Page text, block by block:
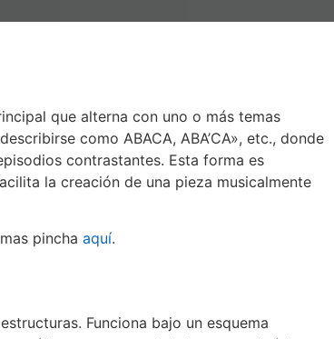
que alterna con uno o más temas
como ABACA, ABA’CA», etc., donde
contrastantes. Esta forma es
la creación de una pieza musicalmente
pincha aquí.
Funciona bajo un esquema